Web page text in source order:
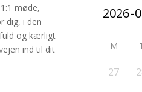
møde,
dig, i den
og kærligt
ind til dit
M
27